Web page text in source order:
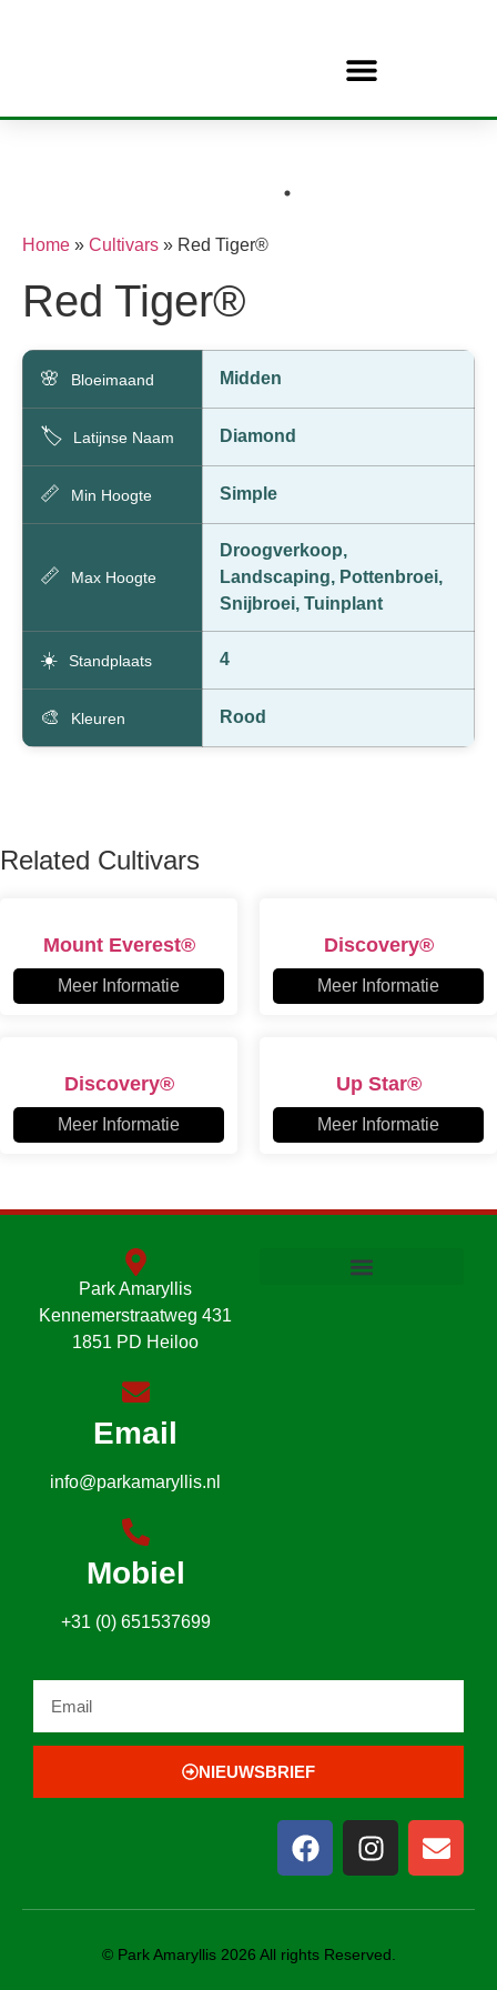
Home » Cultivars » Red Tiger®
Red Tiger®
🌸 Bloeimaand Midden
🏷️ Latijnse Naam Diamond
📏 Min Hoogte Simple
📏 Max Hoogte
Droogverkoop,
Landscaping, Pottenbroei,
Snijbroei, Tuinplant
☀️ Standplaats 4
🎨 Kleuren Rood
Related Cultivars
Mount Everest®
Meer Informatie
Discovery®
Meer Informatie
Discovery®
Meer Informatie
Up Star®
Meer Informatie
Park Amaryllis
Kennemerstraatweg 431
1851 PD Heiloo
Email
info@parkamaryllis.nl
Mobiel
+31 (0) 651537699
NIEUWSBRIEF
© Park Amaryllis 2026 All rights Reserved.